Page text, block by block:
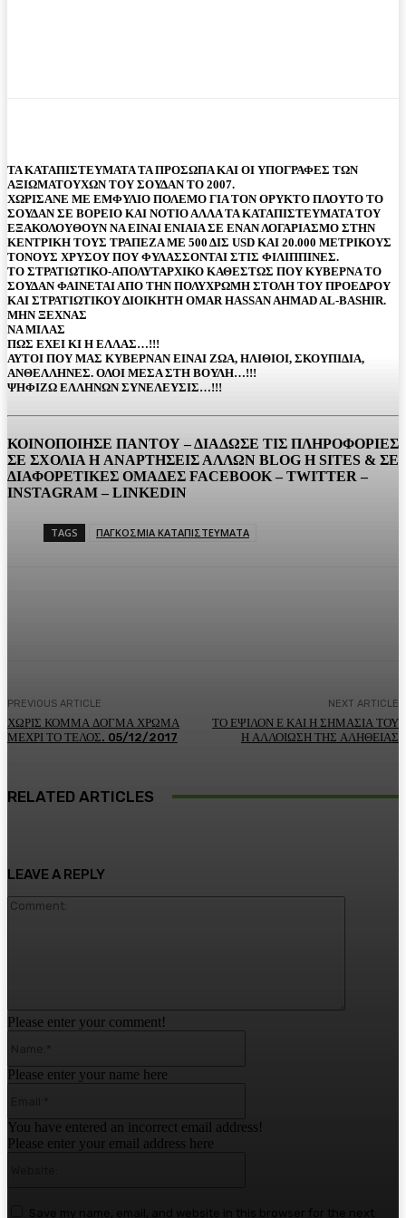
ΤΑ ΚΑΤΑΠΙΣΤΕΥΜΑΤΑ ΤΑ ΠΡΟΣΩΠΑ ΚΑΙ ΟΙ ΥΠΟΓΡΑΦΕΣ ΤΩΝ
ΑΞΙΩΜΑΤΟΥΧΩΝ ΤΟΥ ΣΟΥΔΑΝ ΤΟ 2007.
ΧΩΡΙΣΑΝΕ ΜΕ ΕΜΦΥΛΙΟ ΠΟΛΕΜΟ ΓΙΑ ΤΟΝ ΟΡΥΚΤΟ ΠΛΟΥΤΟ ΤΟ
ΣΟΥΔΑΝ ΣΕ ΒΟΡΕΙΟ ΚΑΙ ΝΟΤΙΟ ΑΛΛΑ ΤΑ ΚΑΤΑΠΙΣΤΕΥΜΑΤΑ ΤΟΥ
ΕΞΑΚΟΛΟΥΘΟΥΝ ΝΑ ΕΙΝΑΙ ΕΝΙΑΙΑ ΣΕ ΕΝΑΝ ΛΟΓΑΡΙΑΣΜΟ ΣΤΗΝ
ΚΕΝΤΡΙΚΗ ΤΟΥΣ ΤΡΑΠΕΖΑ ΜΕ 500 ΔΙΣ USD ΚΑΙ 20.000 ΜΕΤΡΙΚΟΥΣ
ΤΟΝΟΥΣ ΧΡΥΣΟΥ ΠΟΥ ΦΥΛΑΣΣΟΝΤΑΙ ΣΤΙΣ ΦΙΛΙΠΠΙΝΕΣ.
ΤΟ ΣΤΡΑΤΙΩΤΙΚΟ-ΑΠΟΛΥΤΑΡΧΙΚΟ ΚΑΘΕΣΤΩΣ ΠΟΥ ΚΥΒΕΡΝΑ ΤΟ
ΣΟΥΔΑΝ ΦΑΙΝΕΤΑΙ ΑΠΟ ΤΗΝ ΠΟΛΥΧΡΩΜΗ ΣΤΟΛΗ ΤΟΥ ΠΡΟΕΔΡΟΥ
ΚΑΙ ΣΤΡΑΤΙΩΤΙΚΟΥ ΔΙΟΙΚΗΤΗ OMAR HASSAN AHMAD AL-BASHIR.
ΜΗΝ ΞΕΧΝΑΣ
ΝΑ ΜΙΛΑΣ
ΠΩΣ ΕΧΕΙ ΚΙ Η ΕΛΛΑΣ…!!!
ΑΥΤΟΙ ΠΟΥ ΜΑΣ ΚΥΒΕΡΝΑΝ ΕΙΝΑΙ ΖΩΑ, ΗΛΙΘΙΟΙ, ΣΚΟΥΠΙΔΙΑ,
ΑΝΘΕΛΛΗΝΕΣ. ΟΛΟΙ ΜΕΣΑ ΣΤΗ ΒΟΥΛΗ…!!!
ΨΗΦΙΖΩ ΕΛΛΗΝΩΝ ΣΥΝΕΛΕΥΣΙΣ…!!!
ΚΟΙΝΟΠΟΙΗΣΕ ΠΑΝΤΟΥ – ΔΙΑΔΩΣΕ ΤΙΣ ΠΛΗΡΟΦΟΡΙΕΣ
ΣΕ ΣΧΟΛΙΑ H ΑΝAΡΤΗΣΕΙΣ ΑΛΛΩΝ BLOG H SITES & ΣΕ
ΔΙΑΦΟΡΕTIKEΣ ΟΜΑΔΕΣ FACEBOOK – TWITTER –
INSTAGRAM – LINKEDIN
TAGS ΠΑΓΚΟΣΜΙΑ ΚΑΤΑΠΙΣΤΕΥΜΑΤΑ
PREVIOUS ARTICLE
ΧΩΡΙΣ ΚΟΜΜΑ ΔΟΓΜΑ ΧΡΩΜΑ
ΜΕΧΡΙ ΤΟ ΤΕΛΟΣ. 05/12/2017
NEXT ARTICLE
ΤΟ ΕΨΙΛΟΝ Ε ΚΑΙ Η ΣΗΜΑΣΙΑ ΤΟΥ
Η ΑΛΛΟΙΩΣΗ ΤΗΣ ΑΛΗΘΕΙΑΣ
RELATED ARTICLES
LEAVE A REPLY
Please enter your comment!
Please enter your name here
You have entered an incorrect email address!
Please enter your email address here
Save my name, email, and website in this browser for the next